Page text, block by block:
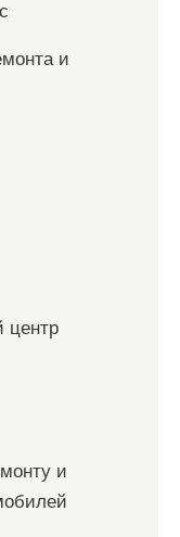
и
центр
и